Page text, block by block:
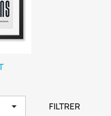
 FILTRER